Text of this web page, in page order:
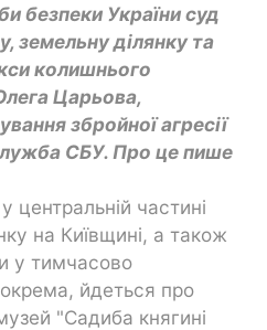
безпеки України суд
земельну ділянку та
колишнього
Царьова,
збройної агресії
СБУ. Про це пише
центральній частині
на Київщині, а також
у тимчасово
йдеться про
"Садиба княгині